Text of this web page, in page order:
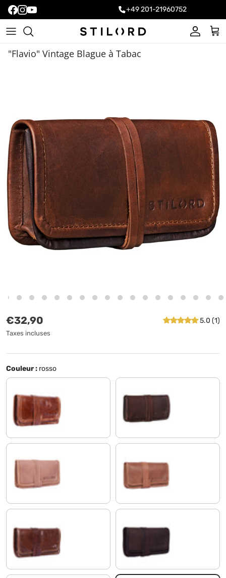
+49 201-21960752
Compte
"Flavio" Vintage Blague à Tabac
Prix habituel
€32,90
Taxes incluses
5.0 (1)
Couleur : rosso
cognac - brillant ébène - marron
cognac - brun clair
marron - chocolat marron - foncé pâle